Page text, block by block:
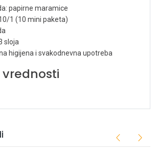
papirne maramice
1 (10 mini paketa)
sloja
higijena i svakodnevna upotreba